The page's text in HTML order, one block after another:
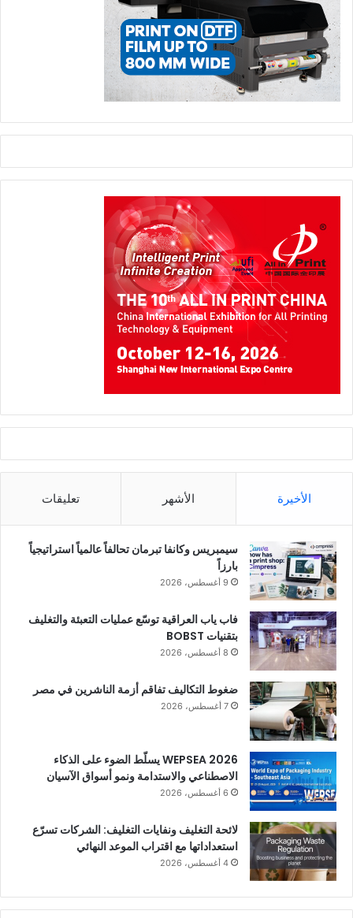
NOVACUT 106 E، نحقق تحسناً كبيراً في كفاءة عمليات التحويل،
مع تعزيز معايير الجودة لدينا بشكل أكبر».
BOBST
packaging
ماكينات القطع بالقوالب
الأخيرة الأشهر تعليقات
سيمبريس وكانفا تبرمان تحالفاً عالمياً استراتيجياً
بارزاً
9 أغسطس، 2026
فاب ياب العراقية توسّع عمليات التعبئة والتغليف
بتقنيات BOBST
8 أغسطس، 2026
ضغوط التكاليف تفاقم أزمة الناشرين في مصر
7 أغسطس، 2026
WEPSEA 2026 يسلّط الضوء على الذكاء
الاصطناعي والاستدامة ونمو أسواق الآسيان
6 أغسطس، 2026
لائحة التغليف ونفايات التغليف: الشركات تسرّع
استعداداتها مع اقتراب الموعد النهائي
4 أغسطس، 2026